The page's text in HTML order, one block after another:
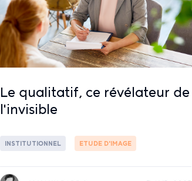
Le qualitatif, ce révélateur de
l'invisible
INSTITUTIONNEL ETUDE D'IMAGE